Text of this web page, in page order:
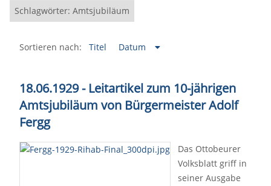
Schlagwörter: Amtsjubiläum
Sortieren nach: Titel Datum
18.06.1929 - Leitartikel zum 10-jährigen
Amtsjubiläum von Bürgermeister Adolf
Fergg
Das Ottobeurer
Volksblatt griff in
seiner Ausgabe